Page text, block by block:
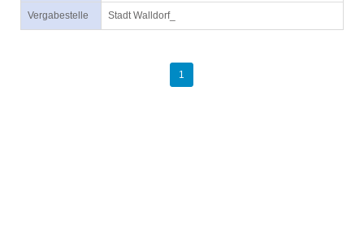
Vergabestelle Stadt Walldorf_
1